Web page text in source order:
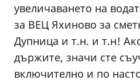
увеличаването на
за ВЕЦ Яхиново за
Дупница и т.н. и т.н!
държите, значи сте
включително и по